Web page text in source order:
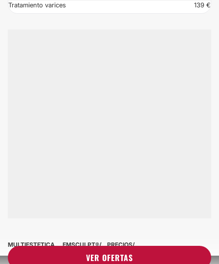
Tratamiento varices
139 €
VER OFERTAS
MULTIESTETICA EMSCULPT® PRECIOS